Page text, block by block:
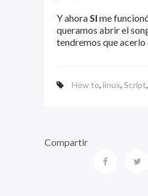
Y ahoraSI me
queramos abrir el
tendremos que
How to, linux, Script,
Compartir